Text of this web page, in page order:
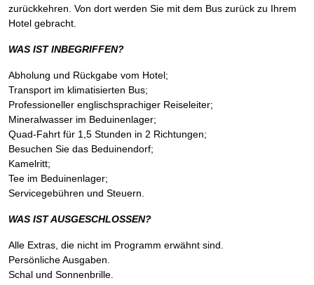
zurückkehren. Von dort werden Sie mit dem Bus zurück zu Ihrem
Hotel gebracht.
WAS IST INBEGRIFFEN?
Abholung und Rückgabe vom Hotel;
Transport im klimatisierten Bus;
Professioneller englischsprachiger Reiseleiter;
Mineralwasser im Beduinenlager;
Quad-Fahrt für 1,5 Stunden in 2 Richtungen;
Besuchen Sie das Beduinendorf;
Kamelritt;
Tee im Beduinenlager;
Servicegebühren und Steuern.
WAS IST AUSGESCHLOSSEN?
Alle Extras, die nicht im Programm erwähnt sind.
Persönliche Ausgaben.
Schal und Sonnenbrille.